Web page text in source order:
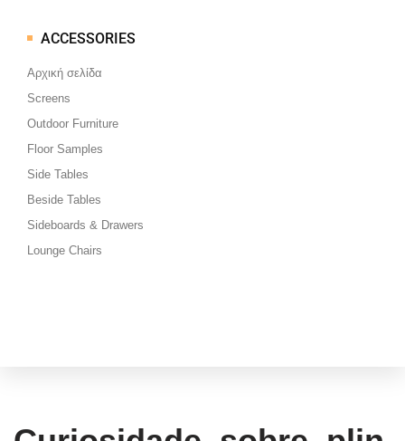
Μεταπηδήστε
στο
περιεχόμενο
ACCESSORIES
Αρχική σελίδα
Screens
Outdoor Furniture
Floor Samples
Side Tables
Beside Tables
Sideboards & Drawers
Lounge Chairs